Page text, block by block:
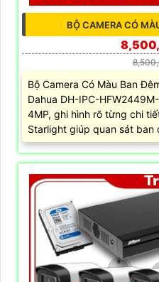
BỘ CAMERA CÓ
Bộ Camera Có Màu Ban
Dahua DH-IPC-
4MP, ghi hình rõ từng chi
Starlight giúp quan sát ban